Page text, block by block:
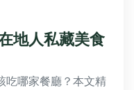
地人私藏美食
吃哪家餐廳？本文精